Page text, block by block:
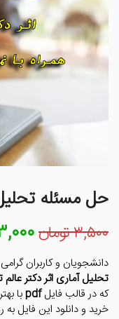
حل مسئله
۳,۵۰۰تومانقیمت
اصلی
بود.
دانشجویان و کاربران
تحلیل آماری اثر دکتر عالم
که در قالب فایلpdfبا
خرید و دانلود این فایل به